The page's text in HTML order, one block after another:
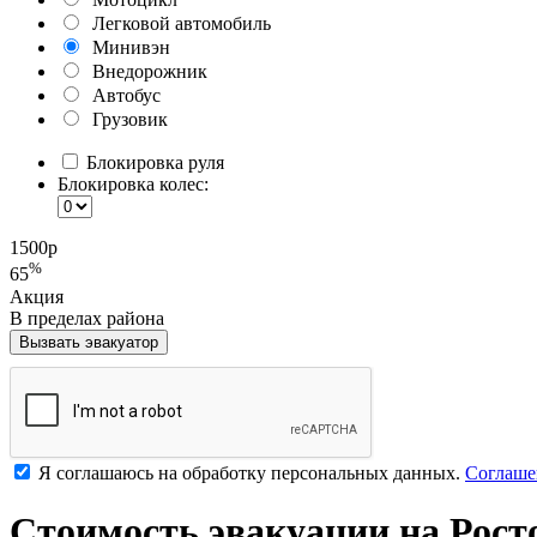
Легковой автомобиль
Минивэн
Внедорожник
Автобус
Грузовик
Блокировка руля
Блокировка колес:
1500р
65%
Акция
В пределах района
Вызвать эвакуатор
Я соглашаюсь на обработку персональных данных.